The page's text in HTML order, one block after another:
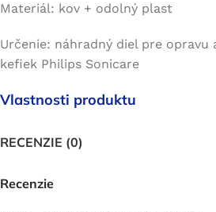
Materiál: kov + odolný plast
Určenie: náhradný diel pre opravu
kefiek Philips Sonicare
Vlastnosti produktu
RECENZIE (0)
Recenzie